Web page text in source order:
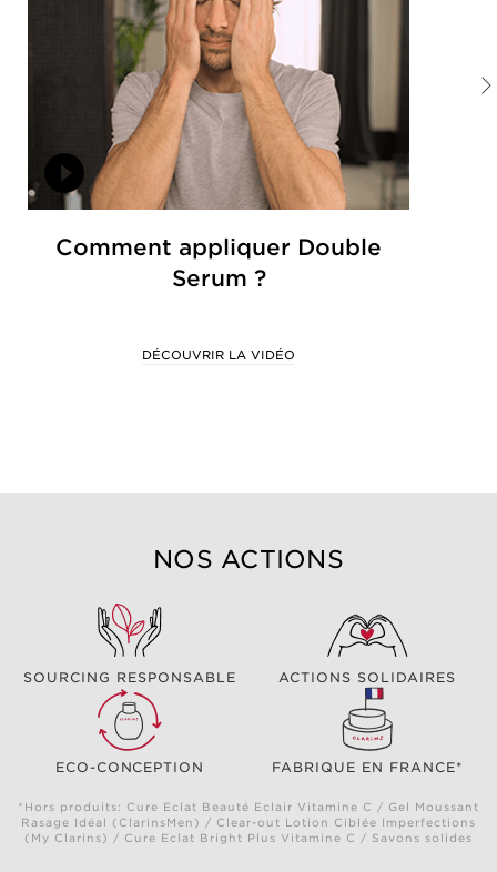
Comment appliquer Double
Serum ?
DÉCOUVRIR LA VIDÉO
NOS ACTIONS
SOURCING RESPONSABLE ACTIONS SOLIDAIRES
ECO-CONCEPTION FABRIQUE EN FRANCE*
*Hors produits: Cure Eclat Beauté Eclair Vitamine C / Gel Moussant
Rasage Idéal (ClarinsMen) / Clear-out Lotion Ciblée Imperfections
(My Clarins) / Cure Eclat Bright Plus Vitamine C / Savons solides